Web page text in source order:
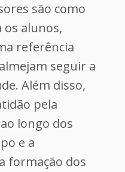
são como
alunos,
referência
seguir a
Além disso,
pela
longo dos
e a
formação dos